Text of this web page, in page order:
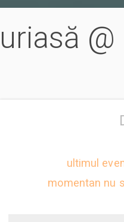
@
ultimul
momentan nu